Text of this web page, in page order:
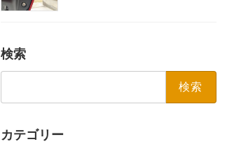
検索
カテゴリー